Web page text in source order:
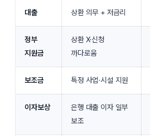
대출 상환 의무 + 저금리
정부
지원금
상환 X·신청
까다로움
보조금 특정 사업·시설 지원
이자보상
은행 대출 이자 일부
보조